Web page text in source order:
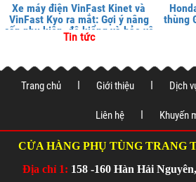
Xe máy điện VinFast Kinet và
VinFast Kyo ra mắt: Gợi ý nâng
cấp phụ kiện, độ kiểng và bảo vệ
xe tại
Tin tức
thùng
Trang chủ Giới thiệu Dịch
Liên hệ Khuyến
CỬA HÀNG PHỤ TÙNG TRANG
Địa chỉ 1: 158 -160 Hàn Hải